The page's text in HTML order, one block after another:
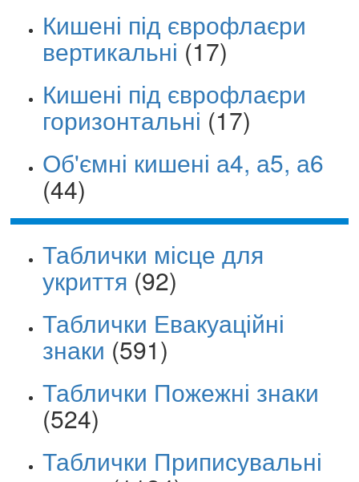
Кишені під єврофлаєри
вертикальні (17)
Кишені під єврофлаєри
горизонтальні (17)
Об'ємні кишені а4, а5, а6
(44)
Таблички місце для
укриття (92)
Таблички Евакуаційні
знаки (591)
Таблички Пожежні знаки
(524)
Таблички Приписувальні